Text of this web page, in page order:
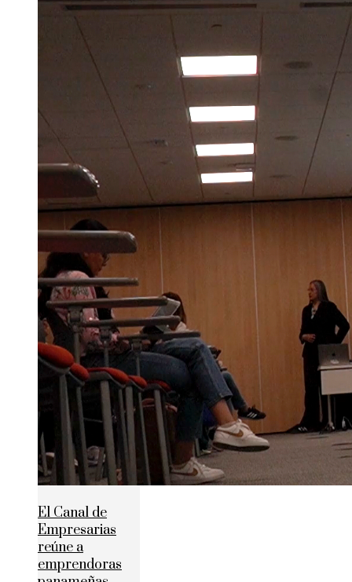
El Canal de
Empresarias
reúne a
emprendoras